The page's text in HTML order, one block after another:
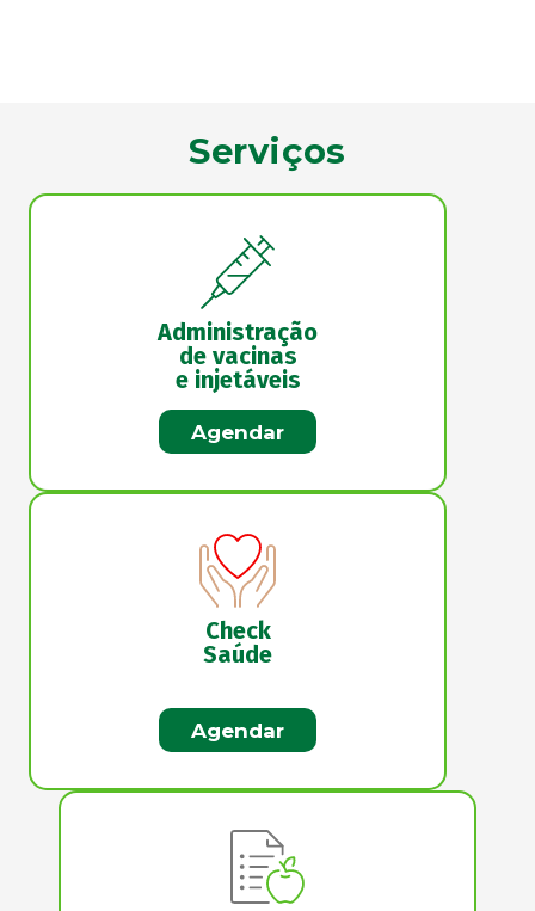
Serviços
Administração
de vacinas
e injetáveis
Agendar
Check
Saúde
Agendar